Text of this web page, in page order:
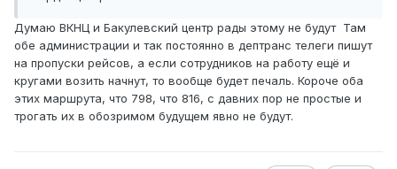
Думаю ВКНЦ и Бакулевский центр рады этому не будут Там
обе администрации и так постоянно в дептранс телеги пишут
на пропуски рейсов, а если сотрудников на работу ещё и
кругами возить начнут, то вообще будет печаль. Короче оба
этих маршрута, что 798, что 816, с давних пор не простые и
трогать их в обозримом будущем явно не будут.